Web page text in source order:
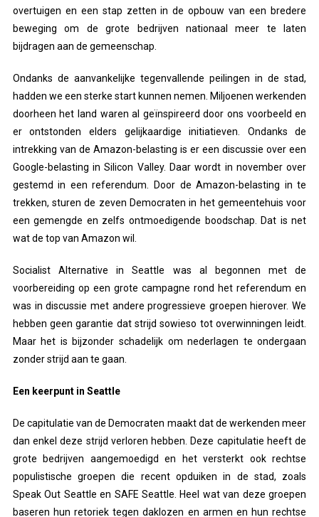
overtuigen en een stap zetten in de opbouw van een bredere
beweging om de grote bedrijven nationaal meer te laten
bijdragen aan de gemeenschap.
Ondanks de aanvankelijke tegenvallende peilingen in de stad,
hadden we een sterke start kunnen nemen. Miljoenen werkenden
doorheen het land waren al geïnspireerd door ons voorbeeld en
er ontstonden elders gelijkaardige initiatieven. Ondanks de
intrekking van de Amazon-belasting is er een discussie over een
Google-belasting in Silicon Valley. Daar wordt in november over
gestemd in een referendum. Door de Amazon-belasting in te
trekken, sturen de zeven Democraten in het gemeentehuis voor
een gemengde en zelfs ontmoedigende boodschap. Dat is net
wat de top van Amazon wil.
Socialist Alternative in Seattle was al begonnen met de
voorbereiding op een grote campagne rond het referendum en
was in discussie met andere progressieve groepen hierover. We
hebben geen garantie dat strijd sowieso tot overwinningen leidt.
Maar het is bijzonder schadelijk om nederlagen te ondergaan
zonder strijd aan te gaan.
Een keerpunt in Seattle
De capitulatie van de Democraten maakt dat de werkenden meer
dan enkel deze strijd verloren hebben. Deze capitulatie heeft de
grote bedrijven aangemoedigd en het versterkt ook rechtse
populistische groepen die recent opduiken in de stad, zoals
Speak Out Seattle en SAFE Seattle. Heel wat van deze groepen
baseren hun retoriek tegen daklozen en armen en hun rechtse